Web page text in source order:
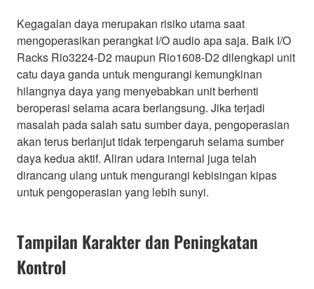
Kegagalan daya merupakan risiko utama saat
mengoperasikan perangkat I/O audio apa saja. Baik I/O
Racks Rio3224-D2 maupun Rio1608-D2 dilengkapi unit
catu daya ganda untuk mengurangi kemungkinan
hilangnya daya yang menyebabkan unit berhenti
beroperasi selama acara berlangsung. Jika terjadi
masalah pada salah satu sumber daya, pengoperasian
akan terus berlanjut tidak terpengaruh selama sumber
daya kedua aktif. Aliran udara internal juga telah
dirancang ulang untuk mengurangi kebisingan kipas
untuk pengoperasian yang lebih sunyi.
Tampilan Karakter dan Peningkatan
Kontrol